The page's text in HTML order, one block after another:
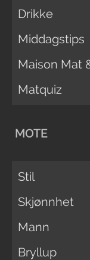
Drikke
Middagstips
Maison Mat
Matquiz
MOTE
Stil
Skjønnhet
Mann
Bryllup